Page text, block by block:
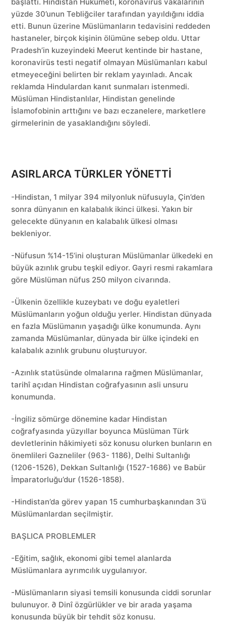
başlattı. Hindistan Hükûmeti, koronavirüs vakalarının
yüzde 30’unun Tebliğciler tarafından yayıldığını iddia
etti. Bunun üzerine Müslümanların tedavisini reddeden
hastaneler, birçok kişinin ölümüne sebep oldu. Uttar
Pradesh’in kuzeyindeki Meerut kentinde bir hastane,
koronavirüs testi negatif olmayan Müslümanları kabul
etmeyeceğini belirten bir reklam yayınladı. Ancak
reklamda Hindulardan kanıt sunmaları istenmedi.
Müslüman Hindistanlılar, Hindistan genelinde
İslamofobinin arttığını ve bazı eczanelere, marketlere
girmelerinin de yasaklandığını söyledi.
ASIRLARCA TÜRKLER YÖNETTİ
-Hindistan, 1 milyar 394 milyonluk nüfusuyla, Çin’den
sonra dünyanın en kalabalık ikinci ülkesi. Yakın bir
gelecekte dünyanın en kalabalık ülkesi olması
bekleniyor.
-Nüfusun %14-15’ini oluşturan Müslümanlar ülkedeki en
büyük azınlık grubu teşkil ediyor. Gayri resmi rakamlara
göre Müslüman nüfus 250 milyon civarında.
-Ülkenin özellikle kuzeybatı ve doğu eyaletleri
Müslümanların yoğun olduğu yerler. Hindistan dünyada
en fazla Müslümanın yaşadığı ülke konumunda. Aynı
zamanda Müslümanlar, dünyada bir ülke içindeki en
kalabalık azınlık grubunu oluşturuyor.
-Azınlık statüsünde olmalarına rağmen Müslümanlar,
tarihî açıdan Hindistan coğrafyasının asli unsuru
konumunda.
-İngiliz sömürge dönemine kadar Hindistan
coğrafyasında yüzyıllar boyunca Müslüman Türk
devletlerinin hâkimiyeti söz konusu olurken bunların en
önemlileri Gazneliler (963- 1186), Delhi Sultanlığı
(1206-1526), Dekkan Sultanlığı (1527-1686) ve Babür
İmparatorluğu’dur (1526-1858).
-Hindistan’da görev yapan 15 cumhurbaşkanından 3’ü
Müslümanlardan seçilmiştir.
BAŞLICA PROBLEMLER
-Eğitim, sağlık, ekonomi gibi temel alanlarda
Müslümanlara ayrımcılık uygulanıyor.
-Müslümanların siyasi temsili konusunda ciddi sorunlar
bulunuyor. ∂ Dinî özgürlükler ve bir arada yaşama
konusunda büyük bir tehdit söz konusu.